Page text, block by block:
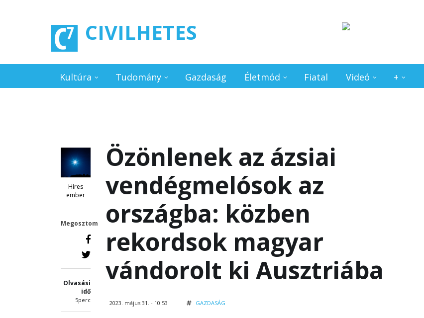
CIVILHETES
Kultúra Tudomány Gazdaság Életmód Fiatal Videó +
Híres
ember
Megosztom
Olvasási
idő
5perc
Özönlenek az ázsiai
vendégmelósok az
országba: közben
rekordsok magyar
vándorolt ki Ausztriába
2023. május 31. - 10:53 GAZDASÁG